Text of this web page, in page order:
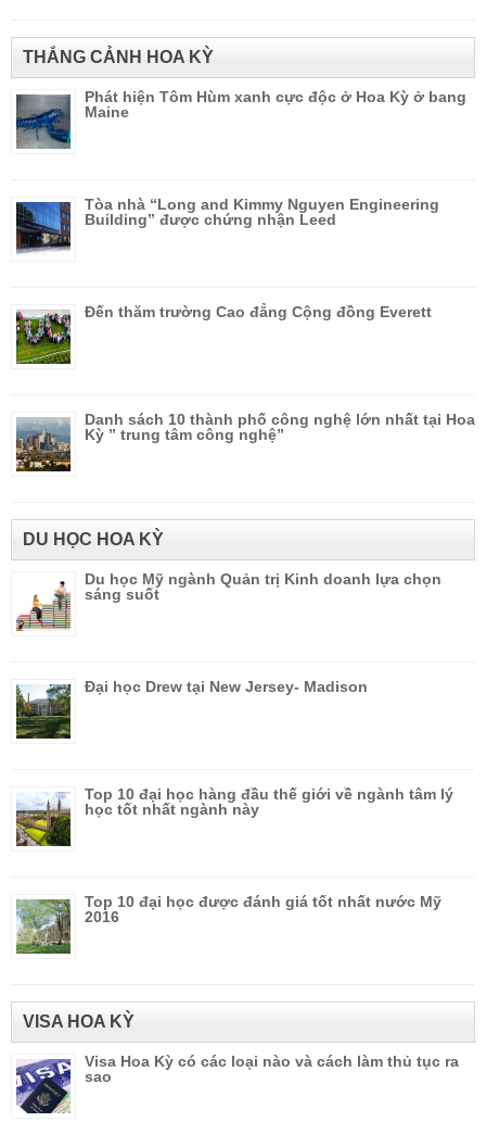
THẮNG CẢNH HOA KỲ
Phát hiện Tôm Hùm xanh cực độc ở Hoa Kỳ ở bang
Maine
Tòa nhà “Long and Kimmy Nguyen Engineering
Building” được chứng nhận Leed
Đến thăm trường Cao đẳng Cộng đồng Everett
Danh sách 10 thành phố công nghệ lớn nhất tại Hoa
Kỳ ” trung tâm công nghệ”
DU HỌC HOA KỲ
Du học Mỹ ngành Quản trị Kinh doanh lựa chọn
sáng suốt
Đại học Drew tại New Jersey- Madison
Top 10 đại học hàng đầu thế giới về ngành tâm lý
học tốt nhất ngành này
Top 10 đại học được đánh giá tốt nhất nước Mỹ
2016
VISA HOA KỲ
Visa Hoa Kỳ có các loại nào và cách làm thủ tục ra
sao